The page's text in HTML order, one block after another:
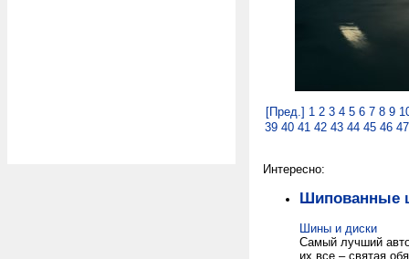
[Пред.] 1 2 3 4 5 6 7 8 9
39 40 41 42 43 44 45 46 47
Интересно:
Шипованные
Шины и диски
Самый лучший
их все – святая